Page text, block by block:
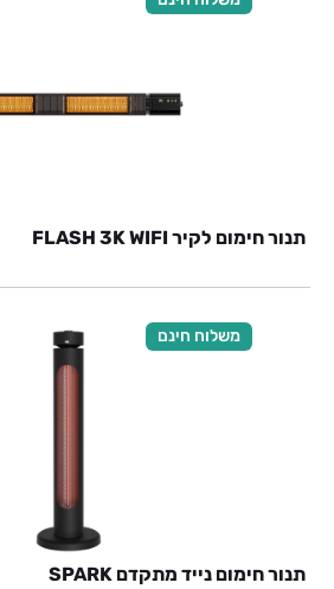
תנור חימום לקיר FLASH 3K WIFI
משלוח חינם
תנור חימום נייד מתקדם SPARK